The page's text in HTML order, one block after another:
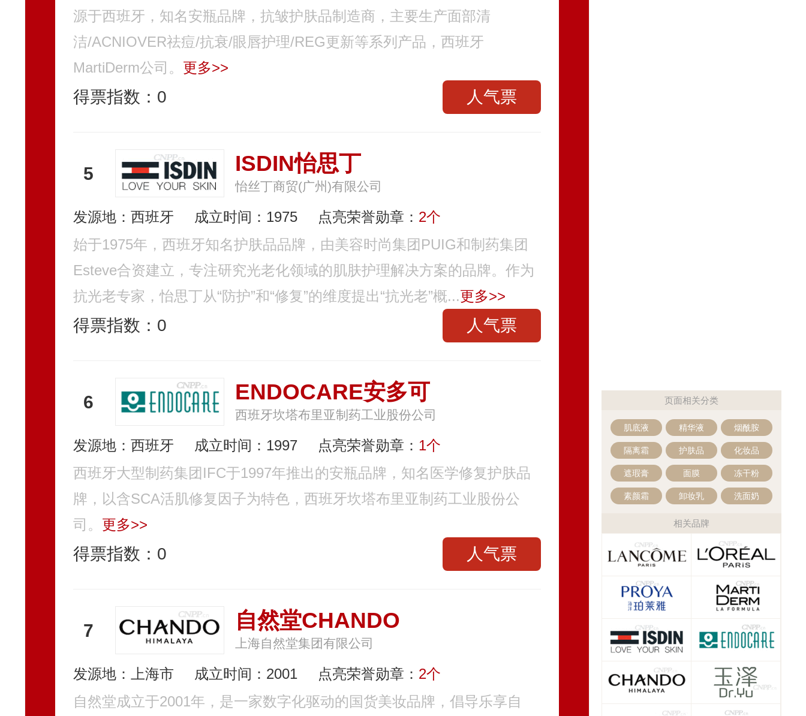
源于西班牙，知名安瓶品牌，抗皱护肤品制造商，主要生产面部清
洁/ACNIOVER祛痘/抗衰/眼唇护理/REG更新等系列产品，西班牙
MartiDerm公司。 更多>>
得票指数： 0 人气票
5 ISDIN怡思丁
怡丝丁商贸(广州)有限公司
发源地：西班牙 成立时间：1975 点亮荣誉勋章： 2个
始于1975年，西班牙知名护肤品品牌，由美容时尚集团PUIG和制药集团
Esteve合资建立，专注研究光老化领域的肌肤护理解决方案的品牌。作为
抗光老专家，怡思丁从“防护”和“修复”的维度提出“抗光老”概...更多>>
得票指数： 0 人气票
6 ENDOCARE安多可
西班牙坎塔布里亚制药工业股份公司
发源地：西班牙 成立时间：1997 点亮荣誉勋章： 1个
西班牙大型制药集团IFC于1997年推出的安瓶品牌，知名医学修复护肤品
牌，以含SCA活肌修复因子为特色，西班牙坎塔布里亚制药工业股份公
司。 更多>>
得票指数： 0 人气票
7 自然堂CHANDO
上海自然堂集团有限公司
发源地：上海市 成立时间：2001 点亮荣誉勋章： 2个
自然堂成立于2001年，是一家数字化驱动的国货美妆品牌，倡导乐享自
页面相关分类
肌底液 精华液 烟酰胺
隔离霜 护肤品 化妆品
遮瑕膏 面膜 冻干粉
素颜霜 卸妆乳 洗面奶
相关品牌